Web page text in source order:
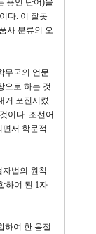
용언 단어)을
다. 이 잘못
사 분류의 오
무국의 언문
으로 하는 것
거 포진시켰
이다. 조선어
서 학문적
법의 원칙
하여 된 1자
하여 한 음절